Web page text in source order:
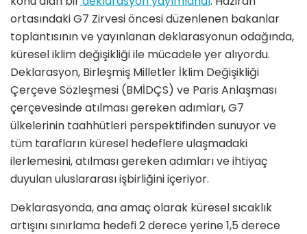
ortasındaki G7 Zirvesi öncesi düzenlenen bakanlar
toplantısının ve yayınlanan deklarasyonun odağında,
küresel iklim değişikliği ile mücadele yer alıyordu.
Deklarasyon, Birleşmiş Milletler İklim Değişikliği
Çerçeve Sözleşmesi (BMİDÇS) ve Paris Anlaşması
çerçevesinde atılması gereken adımları, G7
ülkelerinin taahhütleri perspektifinden sunuyor ve
tüm tarafların küresel hedeflere ulaşmadaki
ilerlemesini, atılması gereken adımları ve ihtiyaç
duyulan uluslararası işbirliğini içeriyor.
Deklarasyonda, ana amaç olarak küresel sıcaklık
artışını sınırlama hedefi 2 derece yerine 1,5 derece